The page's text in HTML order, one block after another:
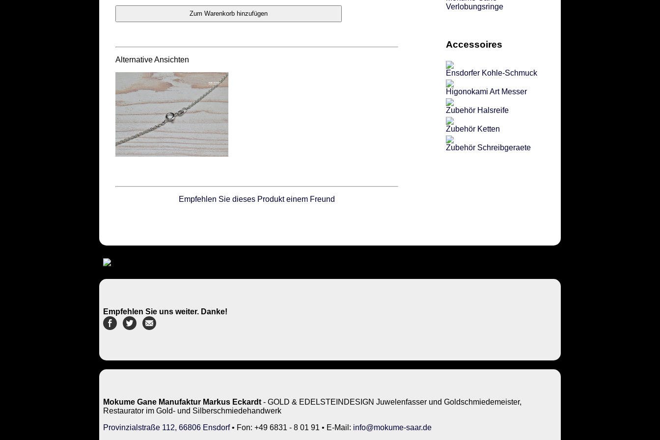
Alternative Ansichten
Empfehlen Sie dieses Produkt einem Freund
Verlobungsringe
Accessoires
Ensdorfer Kohle-Schmuck
Higonokami Art Messer
Zubehör Halsreife
Zubehör Ketten
Zubehör Schreibgeraete
Empfehlen Sie uns weiter. Danke!
Mokume Gane Manufaktur Markus Eckardt - GOLD & EDELSTEINDESIGN Juwelenfasser und Goldschmiedemeister,
Restaurator im Gold- und Silberschmiedehandwerk
Provinzialstraße 112, 66806 Ensdorf• Fon: +49 6831 - 8 01 91 • E-Mail: info@mokume-saar.de